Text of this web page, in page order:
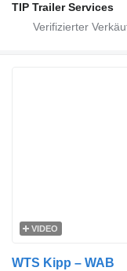
TIP Trailer Services
VIDEO
WTS Kipp – WAB